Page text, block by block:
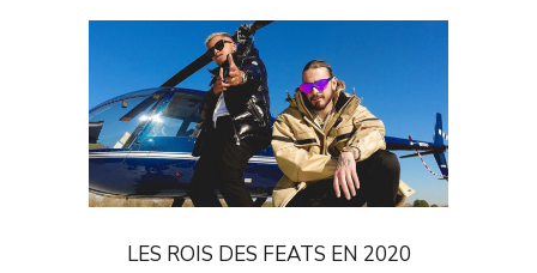
LES ROIS DES FEATS EN 2020